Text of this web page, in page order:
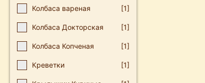
Колбаса вареная [1]
Колбаса Докторская [1]
Колбаса Копченая [1]
Креветки [1]